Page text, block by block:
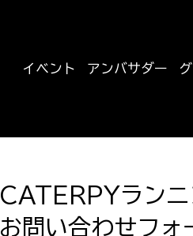
イベント アンバサダー
CATERPYランニ
お問い合わせフォ